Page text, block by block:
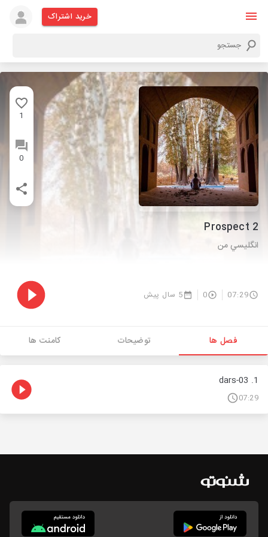
خرید اشتراک
1
0
Prospect 2
انگليسي من
07:29
0 5 سال پیش
فصل ها توضیحات کامنت ها
1. dars-03
07:29